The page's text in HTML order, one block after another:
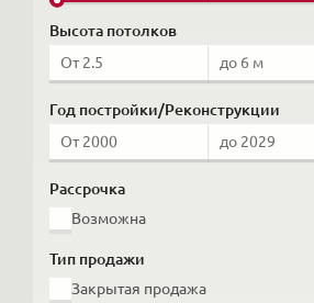
Высота потолков
Год постройки/Реконструкции
Рассрочка
Возможна
Тип продажи
Закрытая продажа